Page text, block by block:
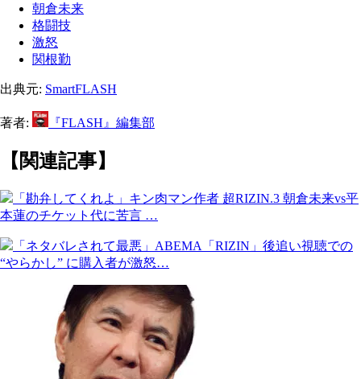
朝倉未来
格闘技
激怒
関根勤
出典元: SmartFLASH
著者: 『FLASH』編集部
【関連記事】
「勘弁してくれよ」キン肉マン作者 超RIZIN.3 朝倉未来vs平
本蓮のチケット代に苦言 …
「ネタバレされて最悪」ABEMA「RIZIN」後追い視聴での
“やらかし” に購入者が激怒…